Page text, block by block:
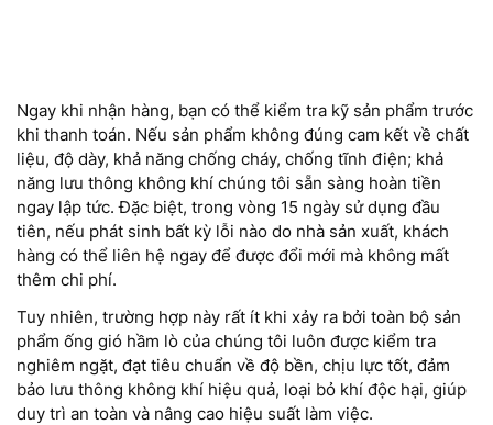
Ngay khi nhận hàng, bạn có thể kiểm tra kỹ sản phẩm trước
khi thanh toán. Nếu sản phẩm không đúng cam kết về chất
liệu, độ dày, khả năng chống cháy, chống tĩnh điện; khả
năng lưu thông không khí chúng tôi sẵn sàng hoàn tiền
ngay lập tức. Đặc biệt, trong vòng 15 ngày sử dụng đầu
tiên, nếu phát sinh bất kỳ lỗi nào do nhà sản xuất, khách
hàng có thể liên hệ ngay để được đổi mới mà không mất
thêm chi phí.
Tuy nhiên, trường hợp này rất ít khi xảy ra bởi toàn bộ sản
phẩm ống gió hầm lò của chúng tôi luôn được kiểm tra
nghiêm ngặt, đạt tiêu chuẩn về độ bền, chịu lực tốt, đảm
bảo lưu thông không khí hiệu quả, loại bỏ khí độc hại, giúp
duy trì an toàn và nâng cao hiệu suất làm việc.